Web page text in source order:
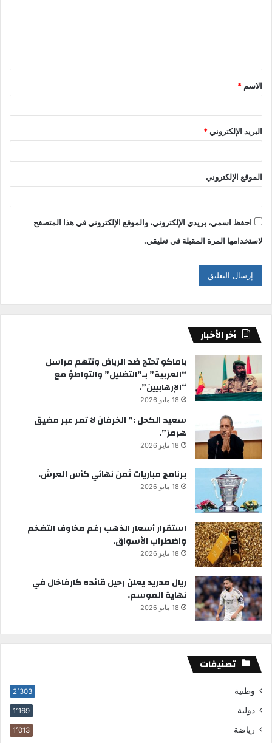
ق
*
الاسم *
البريد الإلكتروني*
الموقع الإلكتروني
احفظ اسمي، بريدي الإلكتروني، والموقع الإلكتروني في هذا المتصفح
لاستخدامها المرة المقبلة في تعليقي.
أخر الأخبار
باماكو تحتج ضد الرياض وتتهم مراسل
“العربية” بـ”التضليل” والتواطؤ مع
“الإرهابيين”.
18 مايو 2026
سعيد الكحل :” الخرفان لا تمر عبر مضيق
هرمز”.
18 مايو 2026
برنامج مباريات ثمن نهائي كأس العرش.
18 مايو 2026
استقرار أسعار الذهب رغم مخاوف التضخم
واضطراب الأسواق.
18 مايو 2026
ريال مدريد يعلن رحيل قائده كارفاخال في
نهاية الموسم.
18 مايو 2026
تصنيفات
وطنية 2٬303
دولية 1٬169
رياضة 1٬013